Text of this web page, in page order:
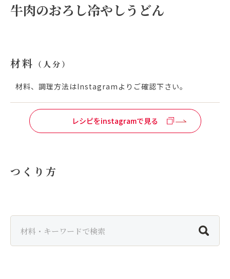
牛肉のおろし冷やしうどん
材料 （人分）
材料、調理方法はInstagramよりご確認下さい。
レシピをinstagramで見る
つくり方